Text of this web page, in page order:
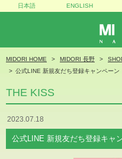
日本語 ENGLISH
MIDORI HOME MIDORI 長野
公式LINE 新規友だち登録キャンペーン
THE KISS
2023.07.18
公式LINE 新規友だち登録キャ